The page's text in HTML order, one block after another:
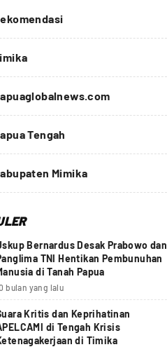
Tengah
Mimika
Bernardus Desak Prabowo dan
TNI Hentikan Pembunuhan
di Tanah Papua
bulan yang lalu
Kritis dan Keprihatinan
di Tengah Krisis
di Timika